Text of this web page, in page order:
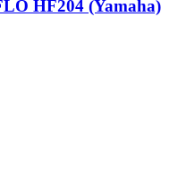
HF204 (Yamaha)